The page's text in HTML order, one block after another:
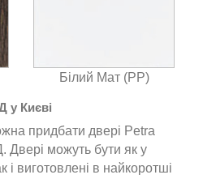
Білий Мат (PP)
у Києві
придбати двері Petra
Двері можуть бути як у
і виготовлені в найкоротші